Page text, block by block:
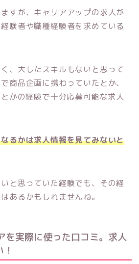
すが、キャリアアップの求人が
験者や職種経験者を求めている
、大したスキルもないと思って
商品企画に携わっていたとか、
かの経験で十分応募可能な求人
るかは求人情報を見てみないと
と思っていた経験でも、その経
あるかもしれませんね。
を実際に使った口コミ。求人